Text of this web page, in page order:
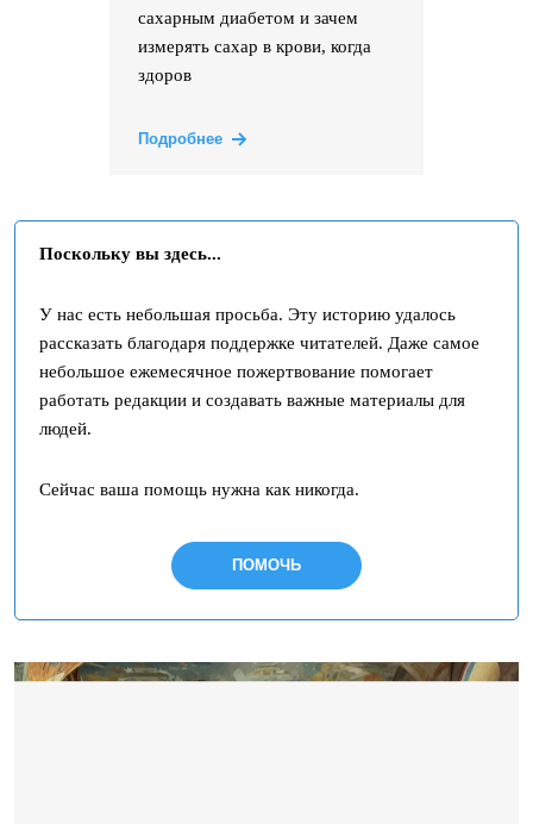
сахарным диабетом и зачем
измерять сахар в крови, когда
здоров
Подробнее
Поскольку вы здесь...
У нас есть небольшая просьба. Эту историю удалось
рассказать благодаря поддержке читателей. Даже самое
небольшое ежемесячное пожертвование помогает
работать редакции и создавать важные материалы для
людей.
Сейчас ваша помощь нужна как никогда.
ПОМОЧЬ